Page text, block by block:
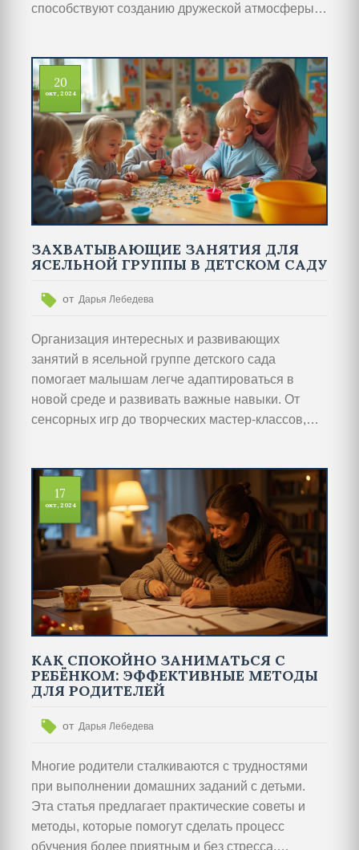
способствуют созданию дружеской атмосферы,
представлены идеи таких мероприятий, включая
развивающие игры и творческие мастер-классы.
Также даются советы по организации, чтобы
каждый праздник стал ярким и запоминающимся.
20
окт, 2024
ЗАХВАТЫВАЮЩИЕ ЗАНЯТИЯ ДЛЯ
ЯСЕЛЬНОЙ ГРУППЫ В ДЕТСКОМ САДУ
от Дарья Лебедева
Организация интересных и развивающих
занятий в ясельной группе детского сада
помогает малышам легче адаптироваться в
новой среде и развивать важные навыки. От
сенсорных игр до творческих мастер-классов,
навыки. Преподаватели и воспитатели могут
использовать различные методы, чтобы сделать
обучение веселым и увлекательным для детей.
Подумайте о важности безопасности и
комфорта, пока дети раскрывают свой
17
окт, 2024
КАК СПОКОЙНО ЗАНИМАТЬСЯ С
РЕБЁНКОМ: ЭФФЕКТИВНЫЕ МЕТОДЫ
ДЛЯ РОДИТЕЛЕЙ
от Дарья Лебедева
Многие родители сталкиваются с трудностями
при выполнении домашних заданий с детьми.
Эта статья предлагает практические советы и
методы, которые помогут сделать процесс
обучения более приятным и без стресса.